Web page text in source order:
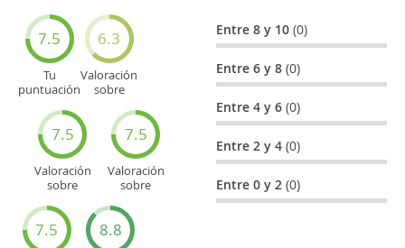
7.5
Tu
puntuación
6.3
Valoración
sobre
7.5
Valoración
sobre
7.5
Valoración
sobre
turísticos
7.5 8.8
Entre 8 y 10(0)
Entre 6 y 8(0)
Entre 4 y 6(0)
Entre 2 y 4(0)
Entre 0 y 2(0)